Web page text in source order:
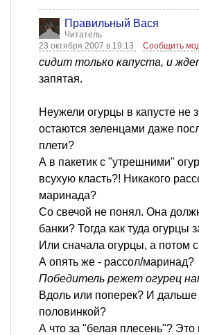
Правильный Вася
Читатель
23 октября 2007 в 19:13
Сообщить
сидит только капуста, и
запятая.
Неужели огурцы в капусте не
остаются зеленцами даже
плети?
А в пакетик с "утрешними"
всухую класть?! Никакого
маринада?
Со свечой не понял. Она
банки? Тогда как туда огурцы
Или сначала огурцы, а потом
А опять же - рассол/маринад?
Победитель режет огурец
Вдоль или поперек? И дальше
половинкой?
А что за "белая плесень"? Это